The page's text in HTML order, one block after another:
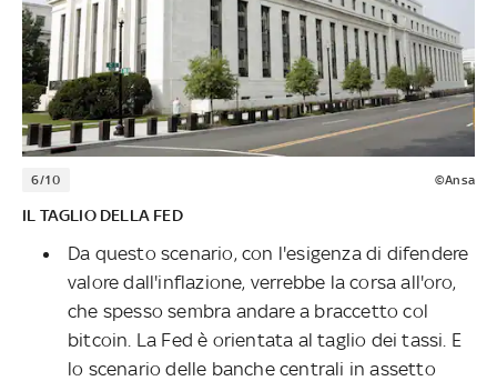
6/10 ©Ansa
IL TAGLIO DELLA FED
Da questo scenario, con l'esigenza di difendere
valore dall'inflazione, verrebbe la corsa all'oro,
che spesso sembra andare a braccetto col
bitcoin. La Fed è orientata al taglio dei tassi. E
lo scenario delle banche centrali in assetto